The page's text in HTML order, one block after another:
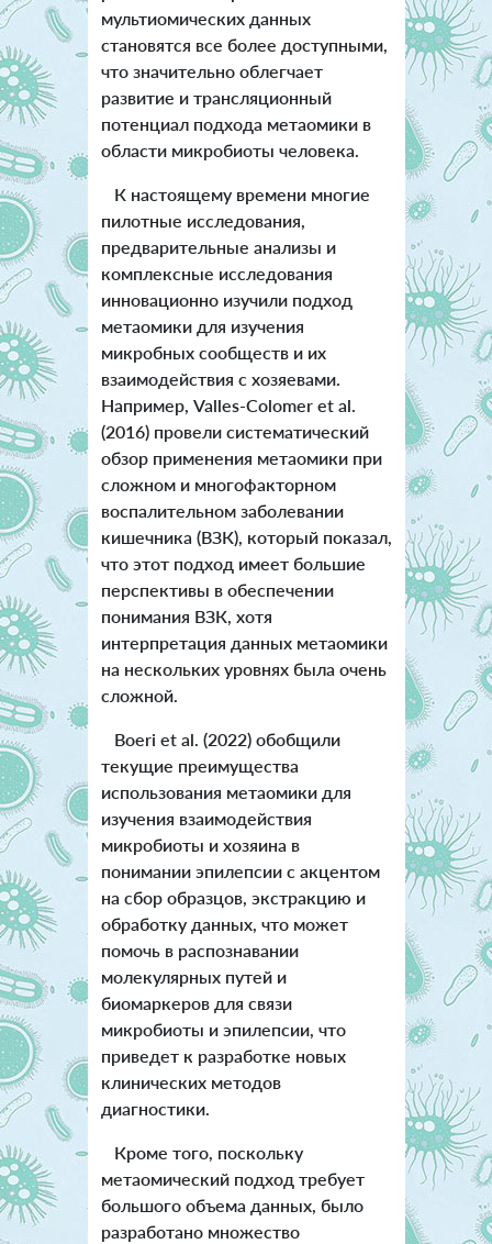
мультиомических данных
становятся все более доступными,
что значительно облегчает
развитие и трансляционный
потенциал подхода метаомики в
области микробиоты человека.
К настоящему времени многие
пилотные исследования,
предварительные анализы и
комплексные исследования
инновационно изучили подход
метаомики для изучения
микробных сообществ и их
взаимодействия с хозяевами.
Например, Valles-Colomer et al.
(2016) провели систематический
обзор применения метаомики при
сложном и многофакторном
воспалительном заболевании
кишечника (ВЗК), который показал,
что этот подход имеет большие
перспективы в обеспечении
понимания ВЗК, хотя
интерпретация данных метаомики
на нескольких уровнях была очень
сложной.
Boeri et al. (2022) обобщили
текущие преимущества
использования метаомики для
изучения взаимодействия
микробиоты и хозяина в
понимании эпилепсии с акцентом
на сбор образцов, экстракцию и
обработку данных, что может
помочь в распознавании
молекулярных путей и
биомаркеров для связи
микробиоты и эпилепсии, что
приведет к разработке новых
клинических методов
диагностики.
Кроме того, поскольку
метаомический подход требует
большого объема данных, было
разработано множество